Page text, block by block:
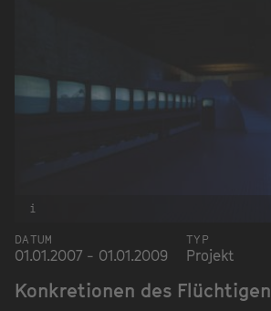
i
DATUM
01.01.2007 - 01.01.2009
TYP
Projekt
Konkretionen des Flüchtigen